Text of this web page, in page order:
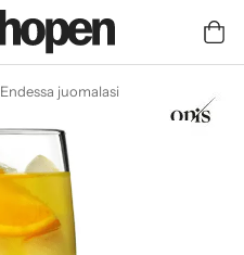
Endessa juomalasi